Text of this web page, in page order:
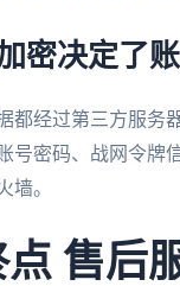
密决定了
都经过第三方服务
号密码、战网令牌
墙。
售后